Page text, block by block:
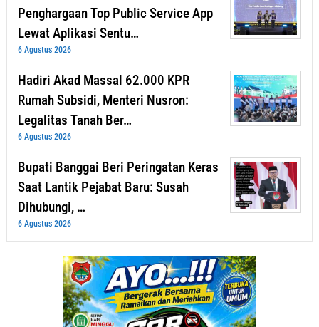
Penghargaan Top Public Service App
Lewat Aplikasi Sentu…
6 Agustus 2026
Hadiri Akad Massal 62.000 KPR
Rumah Subsidi, Menteri Nusron:
Legalitas Tanah Ber…
6 Agustus 2026
Bupati Banggai Beri Peringatan Keras
Saat Lantik Pejabat Baru: Susah
Dihubungi, …
6 Agustus 2026